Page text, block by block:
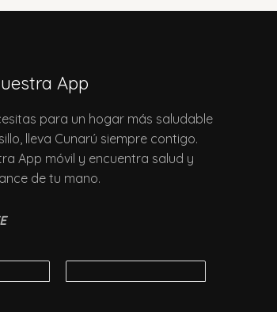
App
para un hogar más saludable
lleva Cunarú siempre contigo.
App móvil y encuentra salud y
de tu mano.